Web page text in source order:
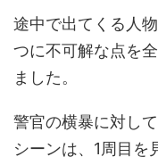
途中で出てくる人
つに不可解な点を
ました。
警官の横暴に対し
シーンは、1周目を